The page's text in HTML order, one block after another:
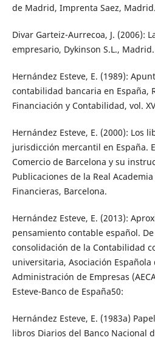
de Madrid, Imprenta Saez, Madrid.
Divar Garteiz-Aurrecoa, J. (2006):
empresario, Dykinson S.L., Madrid.
Hernández Esteve, E. (1989):
contabilidad bancaria en España,
Financiación y Contabilidad, vol.
Hernández Esteve, E. (2000): Los
jurisdicción mercantil en España.
Comercio de Barcelona y su
Publicaciones de la Real
Financieras, Barcelona.
Hernández Esteve, E. (2013):
pensamiento contable español.
consolidación de la Contabilidad
universitaria, Asociación
Administración de Empresas
Esteve-Banco de España50:
Hernández Esteve, E.­ (1983a)
libros Diarios del Banco Nacional